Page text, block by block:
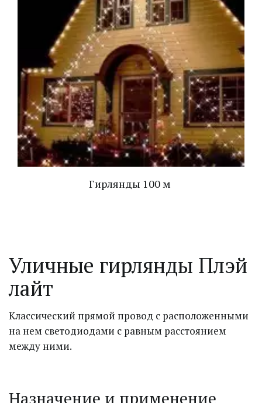
Гирлянды 100 м
Уличные гирлянды Плэй
лайт
Классический прямой провод с расположенными
на нем светодиодами с равным расстоянием
между ними.
Назначение и применение